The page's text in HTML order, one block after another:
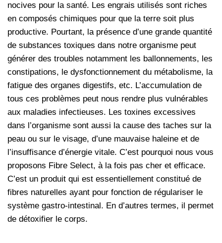
nocives pour la santé. Les engrais utilisés sont riches
en composés chimiques pour que la terre soit plus
productive. Pourtant, la présence d’une grande quantité
de substances toxiques dans notre organisme peut
générer des troubles notamment les ballonnements, les
constipations, le dysfonctionnement du métabolisme, la
fatigue des organes digestifs, etc. L’accumulation de
tous ces problèmes peut nous rendre plus vulnérables
aux maladies infectieuses. Les toxines excessives
dans l’organisme sont aussi la cause des taches sur la
peau ou sur le visage, d’une mauvaise haleine et de
l’insuffisance d’énergie vitale. C’est pourquoi nous vous
proposons Fibre Select, à la fois pas cher et efficace.
C’est un produit qui est essentiellement constitué de
fibres naturelles ayant pour fonction de régulariser le
système gastro-intestinal. En d’autres termes, il permet
de détoxifier le corps.